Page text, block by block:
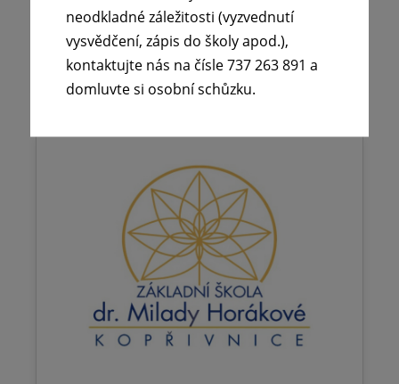
Číst více
neodkladné záležitosti (vyzvednutí
vysvědčení, zápis do školy apod.),
kontaktujte nás na čísle 737 263 891 a
domluvte si osobní schůzku.